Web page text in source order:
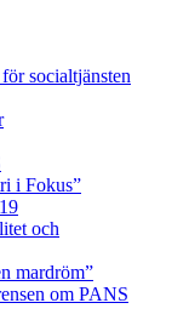
socialtjänsten
i Fokus”
och
mardröm”
om PANS